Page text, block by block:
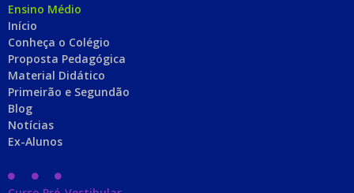
Ensino Médio
Início
Conheça o Colégio
Proposta Pedagógica
Material Didático
Primeirão e Segundão
Blog
Notícias
Ex-Alunos